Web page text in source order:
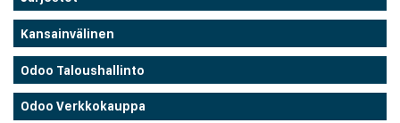
Kansainvälinen
Odoo Taloushallinto
Odoo Verkkokauppa